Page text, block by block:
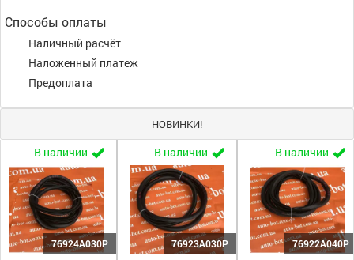
Способы оплаты
Наличный расчёт
Наложенный платеж
Предоплата
НОВИНКИ!
В наличии
76924A030P
В наличии
76923A030P
В наличии
76922A040P